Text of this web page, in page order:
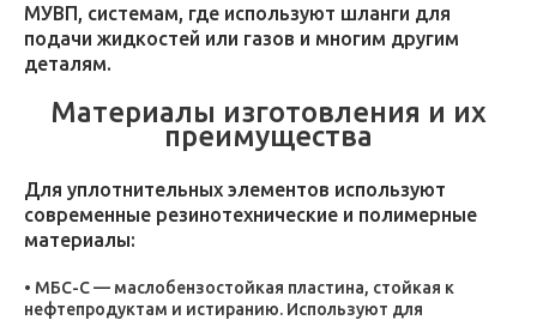
МУВП, системам, где используют шланги для
подачи жидкостей или газов и многим другим
деталям.
Материалы изготовления и их
преимущества
Для уплотнительных элементов используют
современные резинотехнические и полимерные
материалы:
МБС-С — маслобензостойкая пластина, стойкая к
нефтепродуктам и истиранию. Используют для